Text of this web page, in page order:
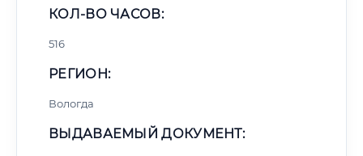
КОЛ-ВО ЧАСОВ:
516
РЕГИОН:
Вологда
ВЫДАВАЕМЫЙ ДОКУМЕНТ: